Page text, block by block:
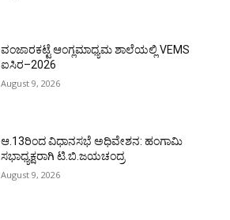
ವಂಜಾರಕಟ್ಟೆ ಆಂಗ್ಲಮಾಧ್ಯಮ ಶಾಲೆಯಲ್ಲಿ VEMS
ಐಸಿರ–2026
August 9, 2026
ಆ.13ರಿಂದ ವಿಧಾನಸಭೆ ಅಧಿವೇಶನ: ಹಂಗಾಮಿ
ಸಭಾಧ್ಯಕ್ಷರಾಗಿ ಟಿ.ಬಿ.ಜಯಚಂದ್ರ
August 9, 2026